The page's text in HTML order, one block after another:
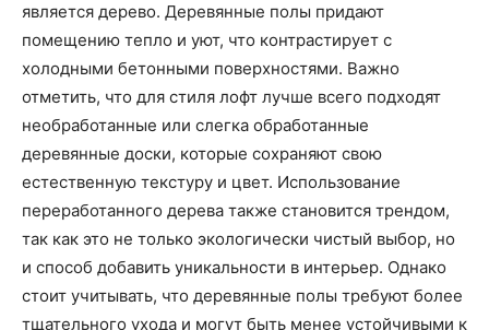
является дерево. Деревянные полы придают
помещению тепло и уют, что контрастирует с
холодными бетонными поверхностями. Важно
отметить, что для стиля лофт лучше всего подходят
необработанные или слегка обработанные
деревянные доски, которые сохраняют свою
естественную текстуру и цвет. Использование
переработанного дерева также становится трендом,
так как это не только экологически чистый выбор, но
и способ добавить уникальности в интерьер. Однако
стоит учитывать, что деревянные полы требуют более
тщательного ухода и могут быть менее устойчивыми к